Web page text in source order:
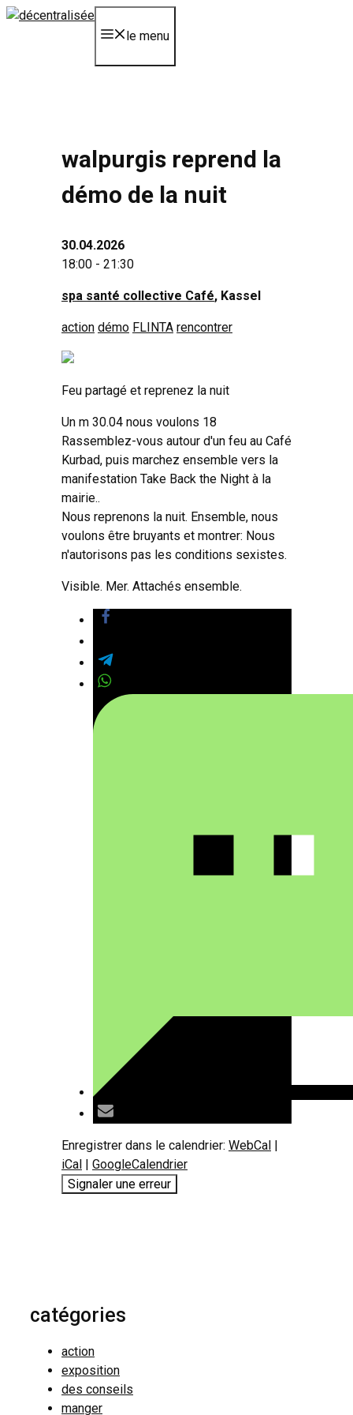
Aller
le menu
walpurgis reprend la
démo de la nuit
30.04.2026
18:00 - 21:30
spa santé collective Café, Kassel
action démo FLINTA rencontrer
Feu partagé et reprenez la nuit
Un m 30.04 nous voulons 18
Rassemblez-vous autour d'un feu au Café
Kurbad, puis marchez ensemble vers la
manifestation Take Back the Night à la
mairie..
Nous reprenons la nuit. Ensemble, nous
voulons être bruyants et montrer: Nous
n'autorisons pas les conditions sexistes.
Visible. Mer. Attachés ensemble.
Enregistrer dans le calendrier: WebCal |
iCal | GoogleCalendrier
Signaler une erreur
catégories
action
exposition
des conseils
manger